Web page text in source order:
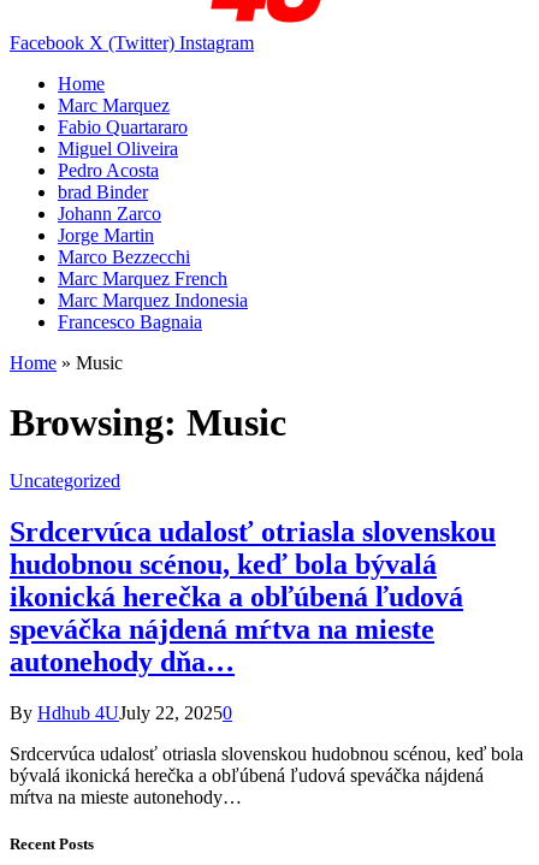
Facebook X (Twitter) Instagram
Home
Marc Marquez
Fabio Quartararo
Miguel Oliveira
Pedro Acosta
brad Binder
Johann Zarco
Jorge Martin
Marco Bezzecchi
Marc Marquez French
Marc Marquez Indonesia
Francesco Bagnaia
Home » Music
Browsing: Music
Uncategorized
Srdcervúca udalosť otriasla slovenskou
hudobnou scénou, keď bola bývalá
ikonická herečka a obľúbená ľudová
speváčka nájdená mŕtva na mieste
autonehody dňa…
By Hdhub 4UJuly 22, 20250
Srdcervúca udalosť otriasla slovenskou hudobnou scénou, keď bola
bývalá ikonická herečka a obľúbená ľudová speváčka nájdená
mŕtva na mieste autonehody…
Recent Posts